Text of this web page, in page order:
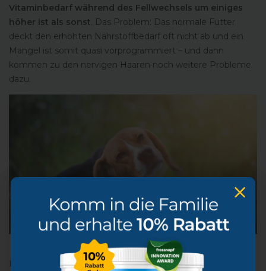
Vitaminbedarf während des Fellwechsels um einiges
höher ist als sonst. Das Problem: Das normale Futter
deckt den erhöhten Nährstoffbedarf oft nicht ab und ein
Mangel ist somit quasi vorprogrammiert – und dann
kommen zu den nervigen Haaren noch weitere Probleme
dazu.
Ein Hund beim ausgiebigen Kratzen.
Ein Nährstoffmangel zeigt sich unter anderem in